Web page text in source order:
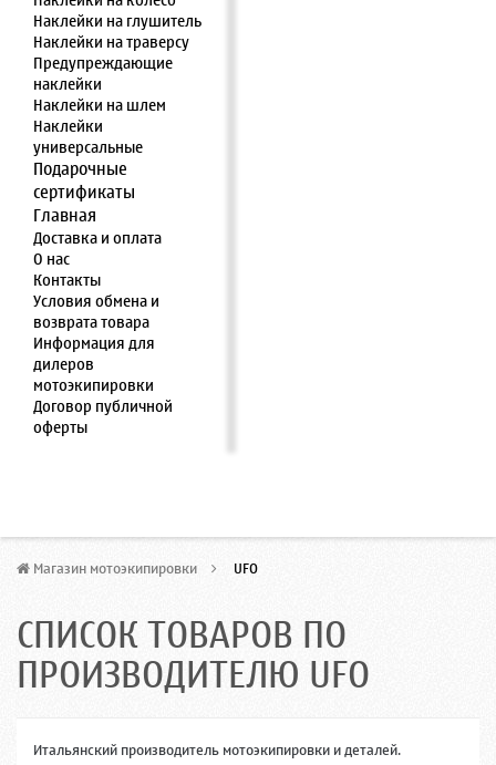
Наклейки на глушитель
Наклейки на траверсу
Предупреждающие
наклейки
Наклейки на шлем
Наклейки
универсальные
Подарочные
сертификаты
Главная
Доставка и оплата
О нас
Контакты
Условия обмена и
возврата товара
Информация для
дилеров
мотоэкипировки
Договор публичной
оферты
Магазин мотоэкипировки > UFO
СПИСОК ТОВАРОВ ПО
ПРОИЗВОДИТЕЛЮ UFO
Итальянский производитель мотоэкипировки и деталей.